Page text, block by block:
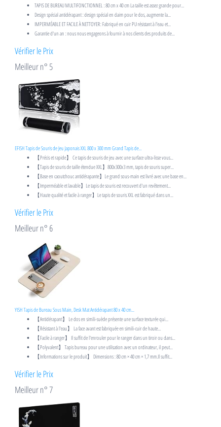
TAPIS DE BUREAU MULTIFONCTIONNEL : 80 cm x 40 cm La taille est assez grande pour...
Design spécial antidérapant : design spécial en daim pour le dos, augmente la...
IMPERMÉABLE ET FACILE À NETTOYER: Fabriqué en cuir PU résistant à l'eau et...
Garantie d'un an : nous nous engageons à fournir à nos clients des produits de...
Vérifier le Prix
Meilleur n° 5
EFISH Tapis de Souris de Jeu Japonais XXL 800 x 300 mm Grand Tapis de...
【Précis et rapide】 Ce tapis de souris de jeu avec une surface ultra-lisse vous...
【Tapis de souris de taille étendue XXL】800x300x3 mm, tapis de souris super...
【Base en caoutchouc antidérapante】Le grand sous-main est livré avec une base en...
【Imperméable et lavable】Le tapis de souris est recouvert d'un revêtement...
【Haute qualité et facile à ranger】Le tapis de souris XXL est fabriqué dans un...
Vérifier le Prix
Meilleur n° 6
YISH Tapis de Bureau Sous Main, Desk Mat Antidérapant 80 x 40 cm...
【Antidérapant】 Le dos en simili-suède présente une surface texturée qui...
【Résistant à l'eau】 La face avant est fabriquée en simili-cuir de haute...
【Facile à ranger】 Il suffit de l'enrouler pour le ranger dans un tiroir ou dans...
【Polyvalent】 Tapis bureau pour une utilisation avec un ordinateur, il peut...
【Informations sur le produit】 Dimensions : 80 cm × 40 cm × 1,7 mm.Il suffit...
Vérifier le Prix
Meilleur n° 7